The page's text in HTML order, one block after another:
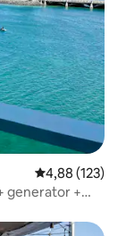
4,88 ud af 5 i
4,88 (123)
generator +